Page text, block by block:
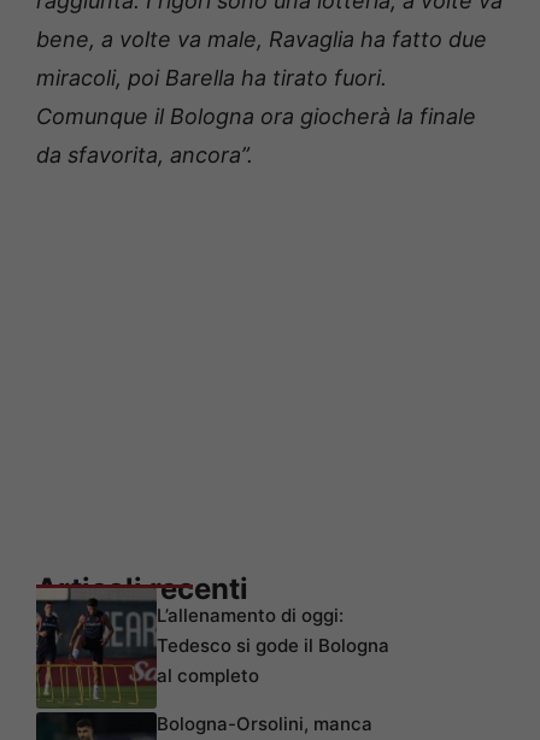
bene, a volte va male, Ravaglia ha fatto due
miracoli, poi Barella ha tirato fuori.
Comunque il Bologna ora giocherà la finale
da sfavorita, ancora”.
Articoli recenti
L’allenamento di oggi:
Tedesco si gode il Bologna
al completo
Bologna-Orsolini, manca